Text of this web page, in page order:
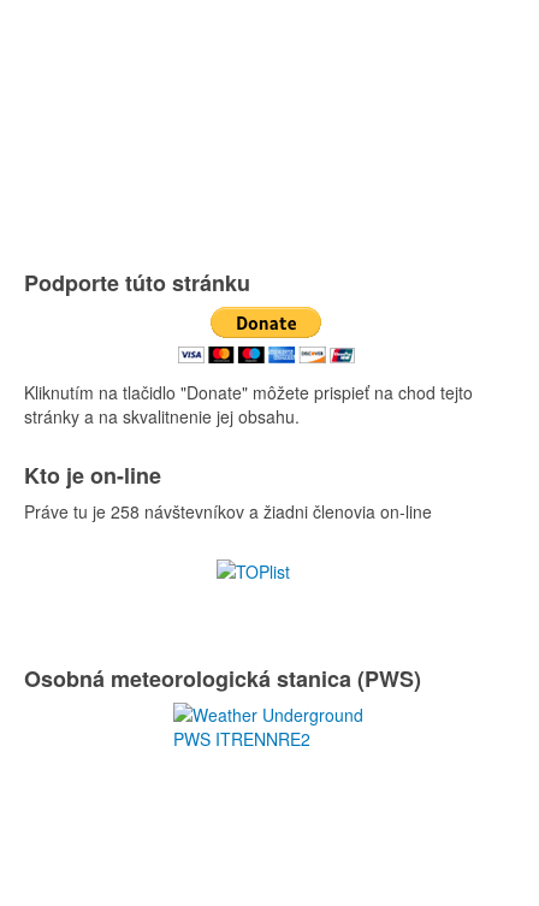
Podporte túto stránku
Kliknutím na tlačidlo "Donate" môžete prispieť na chod tejto
stránky a na skvalitnenie jej obsahu.
Kto je on-line
Práve tu je 258 návštevníkov a žiadni členovia on-line
Osobná meteorologická stanica (PWS)